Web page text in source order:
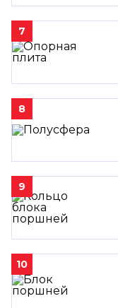
7
8
9
10